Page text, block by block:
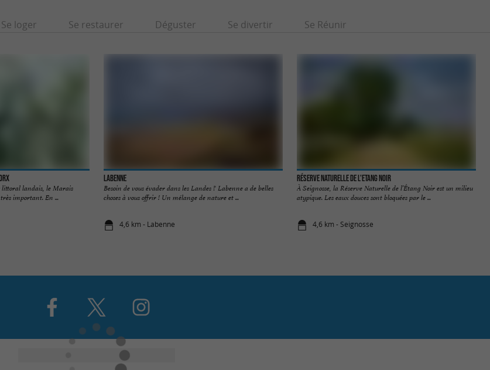
Se loger Se restaurer Déguster Se divertir Se Réunir
landais, le Marais
important. En ...
Labenne
Besoin de vous évader dans les Landes ? Labenne a de belles
choses à vous offrir ! Un mélange de nature et ...
4,6 km - Labenne
Réserve Naturelle de l'Etang Noir
À Seignosse, la Réserve Naturelle de l’Étang Noir est un milieu
atypique. Les eaux douces sont bloquées par le ...
4,6 km - Seignosse